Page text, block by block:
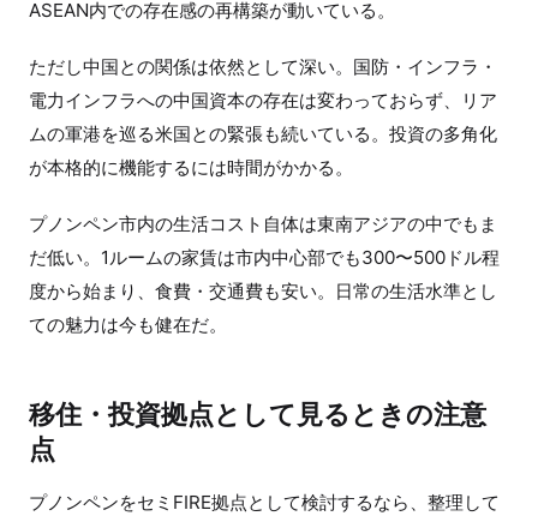
ASEAN内での存在感の再構築が動いている。
ただし中国との関係は依然として深い。国防・インフラ・
電力インフラへの中国資本の存在は変わっておらず、リア
ムの軍港を巡る米国との緊張も続いている。投資の多角化
が本格的に機能するには時間がかかる。
プノンペン市内の生活コスト自体は東南アジアの中でもま
だ低い。1ルームの家賃は市内中心部でも300〜500ドル程
度から始まり、食費・交通費も安い。日常の生活水準とし
ての魅力は今も健在だ。
移住・投資拠点として見るときの注意
点
プノンペンをセミFIRE拠点として検討するなら、整理して